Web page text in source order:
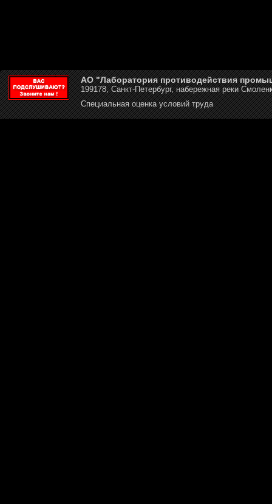
АО "Лаборатория противодействия
199178, Санкт-Петербург, набережная реки
Специальная оценка условий труда